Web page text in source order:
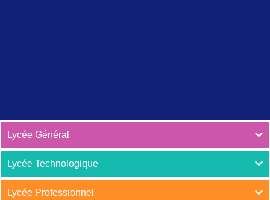
Lycée Général
Lycée Technologique
Lycée Professionnel